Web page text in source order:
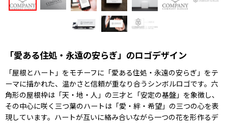
「愛ある住処・永遠の安らぎ」のロゴデザイン
「屋根とハート」をモチーフに「愛ある住処・永遠の安らぎ」をテ
ーマに描かれた、温かさと信頼が重なり合うシンボルロゴです。六
角形の屋根枠は「天・地・人」の三才と「安定の基盤」を象徴し、
その中心に咲く三つ葉のハートは「愛・絆・希望」の三つの心を表
現しています。ハートが互いに絡み合いながら一つの花を形作るデ